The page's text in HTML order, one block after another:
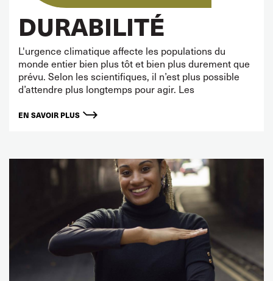
DURABILITÉ
L'urgence climatique affecte les populations du
monde entier bien plus tôt et bien plus durement que
prévu. Selon les scientifiques, il n’est plus possible
d’attendre plus longtemps pour agir. Les
EN SAVOIR PLUS